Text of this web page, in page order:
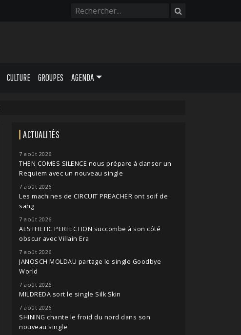
CULTURE GROUPES AGENDA
ACTUALITÉS
7 août 2026
THEN COMES SILENCE nous prépare à danser un
Requiem avec un nouveau single
7 août 2026
Les machines de CIRCUIT PREACHER ont soif de
sang
7 août 2026
AESTHETIC PERFECTION succombe à son côté
obscur avec Villain Era
7 août 2026
JANOSCH MOLDAU partage le single Goodbye
World
7 août 2026
MILDREDA sort le single Silk Skin
7 août 2026
SHINING chante le froid du nord dans son
nouveau single